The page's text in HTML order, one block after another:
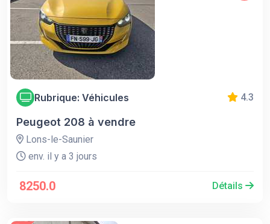
Rubrique: Véhicules 4.3
Peugeot 208 à vendre
Lons-le-Saunier
env. il y a 3 jours
8250.0 Détails